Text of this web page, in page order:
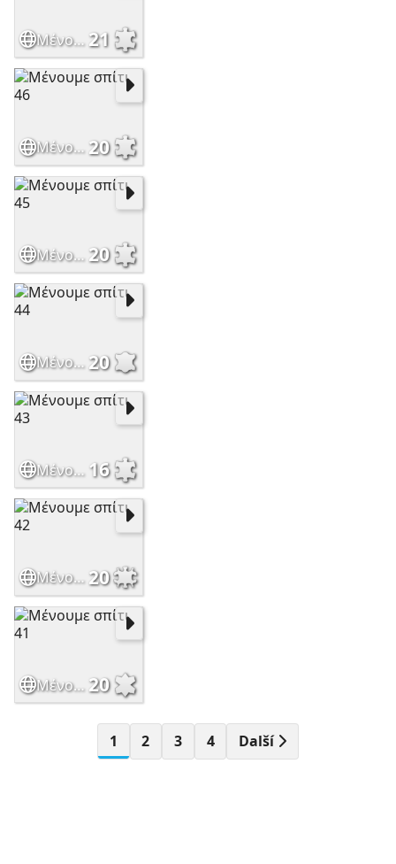
Μένουμε σπίτι 47 21
Μένουμε σπίτι 46 20
Μένουμε σπίτι 45 20
Μένουμε σπίτι 44 20
Μένουμε σπίτι 43 16
Μένουμε σπίτι 42 20
Μένουμε σπίτι 41 20
1 2 3 4 Další